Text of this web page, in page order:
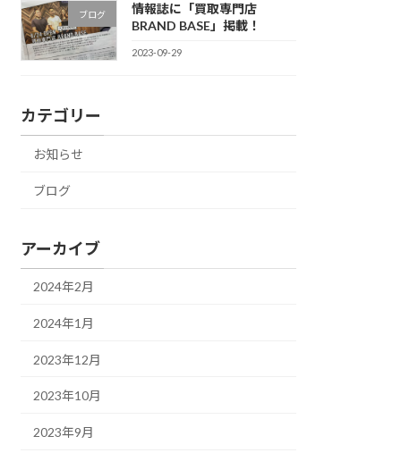
ブログ
情報誌に「買取専門店
BRAND BASE」掲載！
2023-09-29
カテゴリー
お知らせ
ブログ
アーカイブ
2024年2月
2024年1月
2023年12月
2023年10月
2023年9月